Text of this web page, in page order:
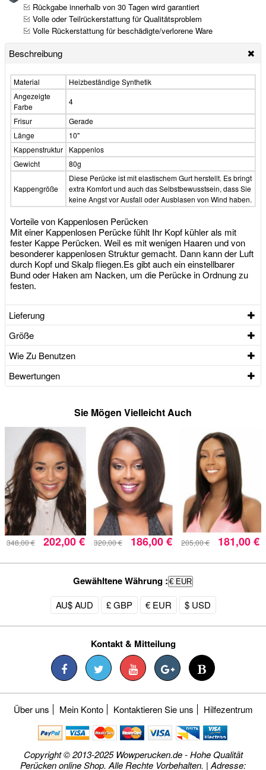
Rückgabe innerhalb von 30 Tagen wird garantiert
Volle oder Teilrückerstattung für Qualitätsproblem
Volle Rückerstattung für beschädigte/verlorene Ware
Beschreibung
Material
Heizbeständige Synthetik
Angezeigte
Farbe
4
Frisur
Gerade
Länge
10"
Kappenstruktur
Kappenlos
Gewicht
80g
Kappengröße
Diese Perücke ist mit elastischem Gurt herstellt. Es bringt
extra Komfort und auch das Selbstbewusstsein, dass Sie
keine Angst vor Ausfall oder Ausblasen von Wind haben.
Vorteile von Kappenlosen Perücken
Mit einer Kappenlosen Perücke fühlt Ihr Kopf kühler als mit
fester Kappe Perücken. Weil es mit wenigen Haaren und von
besonderer kappenlosen Struktur gemacht. Dann kann der Luft
durch Kopf und Skalp fliegen.Es gibt auch ein einstellbarer
Bund oder Haken am Nacken, um die Perücke in Ordnung zu
festen.
Lieferung
Größe
Wie Zu Benutzen
Bewertungen
Sie Mögen Vielleicht Auch
348,00 € 202,00 € 320,00 € 186,00 € 205,00 € 181,00 €
Gewähltene Währung : € EUR
AU$ AUD £ GBP € EUR $ USD
Kontakt & Mitteilung
Über uns Mein Konto Kontaktieren Sie uns Hilfezentrum
Copyright © 2013-2025 Wowperucken.de - Hohe Qualität
Perücken online Shop. Alle Rechte Vorbehalten. | Adresse: